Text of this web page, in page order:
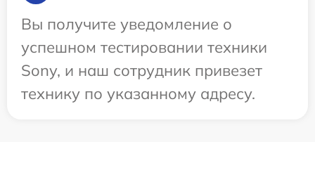
Вы получите уведомление о
успешном тестировании техники
Sony, и наш сотрудник привезет
технику по указанному адресу.